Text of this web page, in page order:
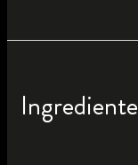
Ingrediente